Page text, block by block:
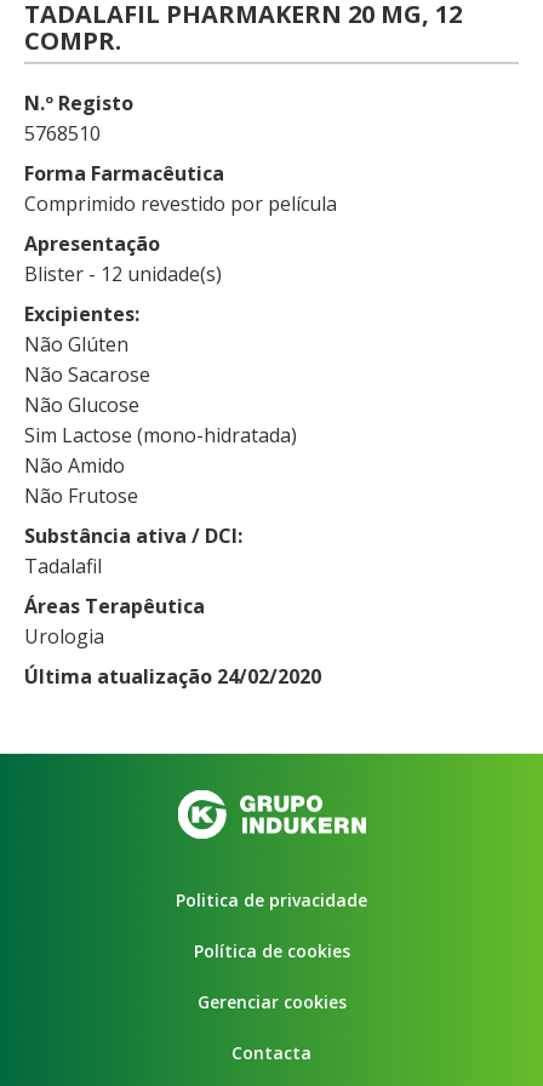
TADALAFIL PHARMAKERN 20 MG, 12
COMPR.
N.º Registo
5768510
Forma Farmacêutica
Comprimido revestido por película
Apresentação
Blister - 12 unidade(s)
Excipientes
Não Glúten
Não Sacarose
Não Glucose
Sim Lactose (mono-hidratada)
Não Amido
Não Frutose
Substância ativa / DCI
Tadalafil
Áreas Terapêutica
Urologia
Última atualização 24/02/2020
Politica de privacidade
Política de cookies
Gerenciar cookies
Contacta